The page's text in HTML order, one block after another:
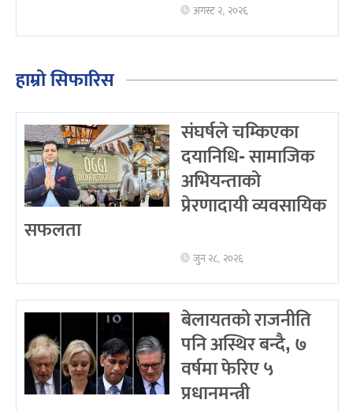
अगस्ट २, २०२६
हाम्रो सिफारिस
संघर्षले चम्किएका
दयानिधि- सामाजिक
अभियन्ताको
प्रेरणादायी व्यवसायिक
सफलता
जुन २८, २०२६
बेलायतको राजनीति
पनि अस्थिर बन्दै, ७
वर्षमा फेरिए ५
प्रधानमन्त्री